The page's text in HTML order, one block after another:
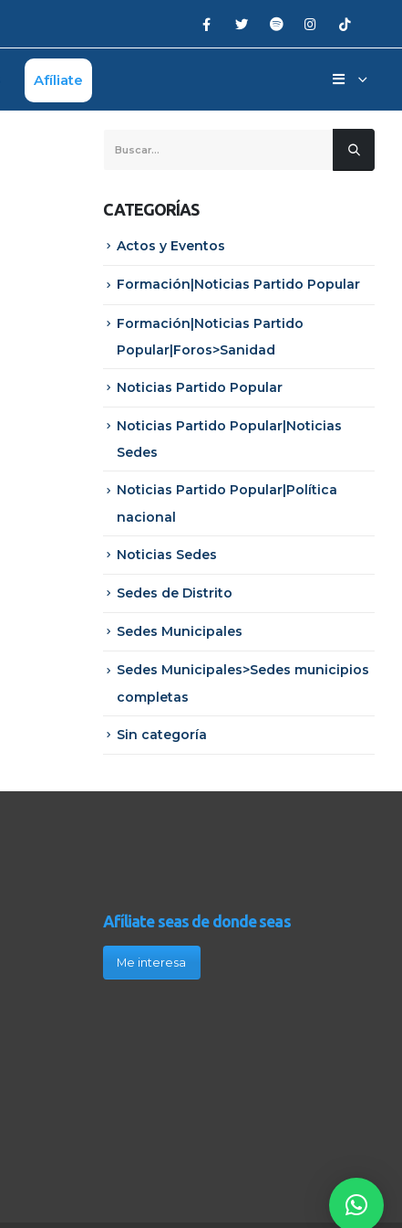
Afíliate
CATEGORÍAS
Actos y Eventos
Formación|Noticias Partido Popular
Formación|Noticias Partido
Popular|Foros>Sanidad
Noticias Partido Popular
Noticias Partido Popular|Noticias
Sedes
Noticias Partido Popular|Política
nacional
Noticias Sedes
Sedes de Distrito
Sedes Municipales
Sedes Municipales>Sedes municipios
completas
Sin categoría
Afíliate seas de donde seas
Me interesa